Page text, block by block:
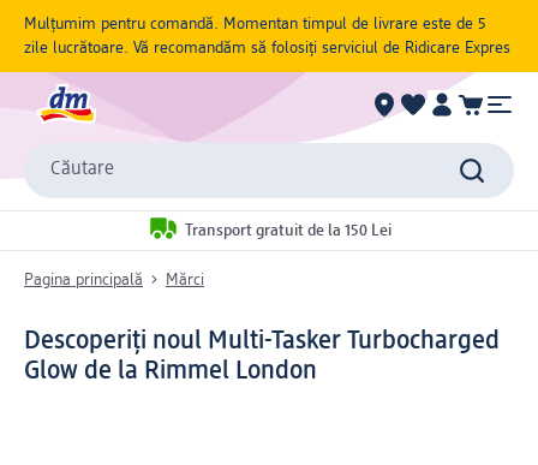
Mulțumim pentru comandă. Momentan timpul de livrare este de 5
zile lucrătoare. Vă recomandăm să folosiți serviciul de Ridicare Expres
Căutare
Transport gratuit de la 150 Lei
Pagina principală Mărci
Descoperiți noul Multi-Tasker Turbocharged
Glow de la Rimmel London